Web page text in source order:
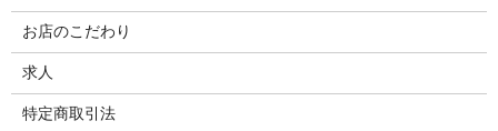
お店のこだわり
求人
特定商取引法